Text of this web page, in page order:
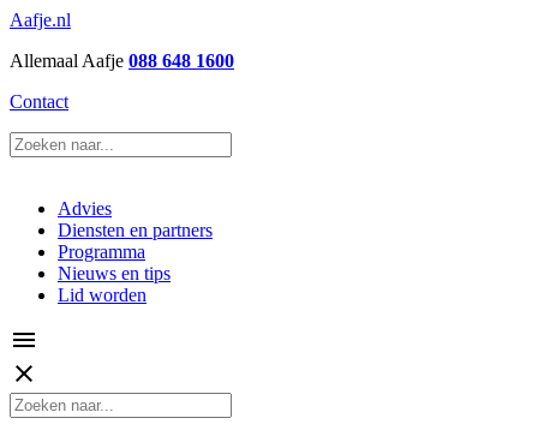
Aafje.nl
Allemaal Aafje 088 648 1600
Contact
Advies
Diensten en partners
Programma
Nieuws en tips
Lid worden
menu
close